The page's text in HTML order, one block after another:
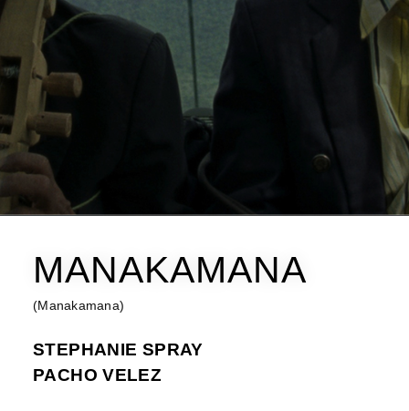
MANAKAMANA
(Manakamana)
STEPHANIE SPRAY
PACHO VELEZ